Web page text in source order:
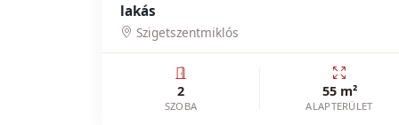
lakás
Szigetszentmiklós
2
SZOBA
55 m²
ALAPTERÜLET